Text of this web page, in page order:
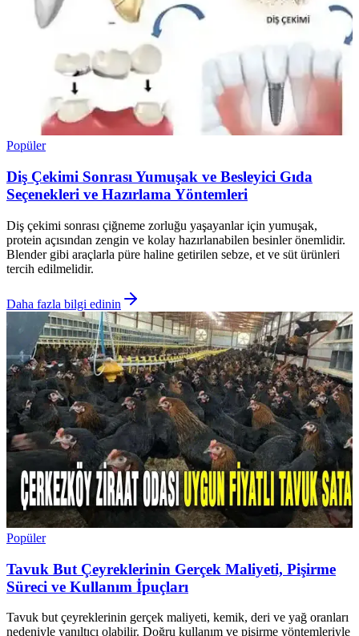
Popüler
Diş Çekimi Sonrası Yumuşak ve Besleyici Gıda
Seçenekleri ve Hazırlama Yöntemleri
Diş çekimi sonrası çiğneme zorluğu yaşayanlar için yumuşak,
protein açısından zengin ve kolay hazırlanabilen besinler önemlidir.
Blender gibi araçlarla püre haline getirilen sebze, et ve süt ürünleri
tercih edilmelidir.
Daha fazla bilgi edinin
Popüler
Tavuk But Çeyreklerinin Gerçek Maliyeti, Pişirme
Süreci ve Kullanım İpuçları
Tavuk but çeyreklerinin gerçek maliyeti, kemik, deri ve yağ oranları
nedeniyle yanıltıcı olabilir. Doğru kullanım ve pişirme yöntemleriyle